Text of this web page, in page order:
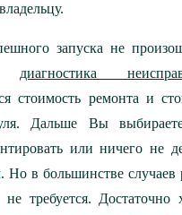
запуска не
диагностика
стоимость ремонта и
Дальше Вы
или ничего не
Но в большинстве случаев
не требуется. Достаточно